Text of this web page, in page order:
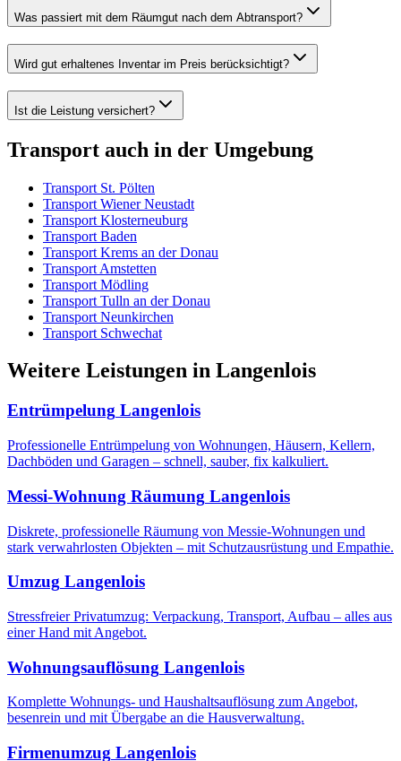
Was passiert mit dem Räumgut nach dem Abtransport?
Wird gut erhaltenes Inventar im Preis berücksichtigt?
Ist die Leistung versichert?
Transport auch in der Umgebung
Transport St. Pölten
Transport Wiener Neustadt
Transport Klosterneuburg
Transport Baden
Transport Krems an der Donau
Transport Amstetten
Transport Mödling
Transport Tulln an der Donau
Transport Neunkirchen
Transport Schwechat
Weitere Leistungen in Langenlois
Entrümpelung Langenlois
Professionelle Entrümpelung von Wohnungen, Häusern, Kellern,
Dachböden und Garagen – schnell, sauber, fix kalkuliert.
Messi-Wohnung Räumung Langenlois
Diskrete, professionelle Räumung von Messie-Wohnungen und
stark verwahrlosten Objekten – mit Schutzausrüstung und Empathie.
Umzug Langenlois
Stressfreier Privatumzug: Verpackung, Transport, Aufbau – alles aus
einer Hand mit Angebot.
Wohnungsauflösung Langenlois
Komplette Wohnungs- und Haushaltsauflösung zum Angebot,
besenrein und mit Übergabe an die Hausverwaltung.
Firmenumzug Langenlois